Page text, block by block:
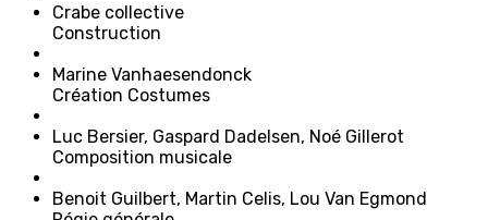
Crabe collective
Construction
Marine Vanhaesendonck
Création Costumes
Luc Bersier, Gaspard Dadelsen, Noé Gillerot
Composition musicale
Benoit Guilbert, Martin Celis, Lou Van Egmond